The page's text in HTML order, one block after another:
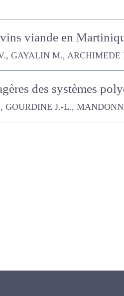
viande en
M., ARCHIMEDE H.,
des systèmes